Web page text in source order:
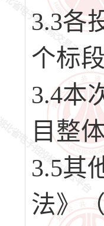
3.3各
个标
3.4本
目整
3.5其
法》